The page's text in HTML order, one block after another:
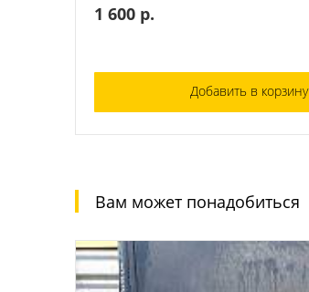
1 600 р.
Добавить в корзину
Вам может понадобиться